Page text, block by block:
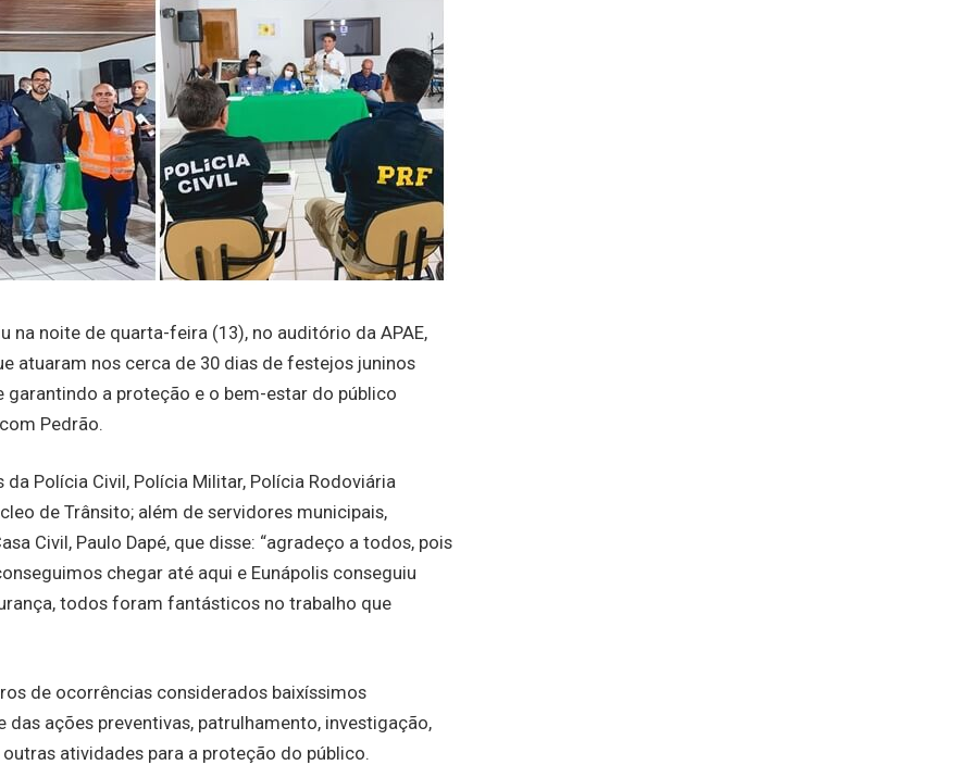
na noite de quarta-feira (13), no auditório da APAE,
atuaram nos cerca de 30 dias de festejos juninos
garantindo a proteção e o bem-estar do público
Pedrão.
Polícia Civil, Polícia Militar, Polícia Rodoviária
de Trânsito; além de servidores municipais,
Civil, Paulo Dapé, que disse: “agradeço a todos, pois
chegar até aqui e Eunápolis conseguiu
todos foram fantásticos no trabalho que
de ocorrências considerados baixíssimos
ações preventivas, patrulhamento, investigação,
atividades para a proteção do público.